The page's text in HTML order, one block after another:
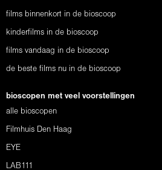
films binnenkort in de bioscoop
kinderfilms in de bioscoop
films vandaag in de bioscoop
de beste films nu in de bioscoop
bioscopen met veel voorstellingen
alle bioscopen
Filmhuis Den Haag
EYE
LAB111